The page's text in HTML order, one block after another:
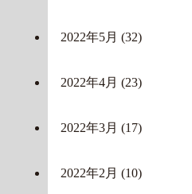
2022年5月 (32)
2022年4月 (23)
2022年3月 (17)
2022年2月 (10)